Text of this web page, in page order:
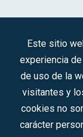
Sociedad
Inscrita en el
Este sitio
experiencia
de uso de la
visitantes y
cookies no
carácter